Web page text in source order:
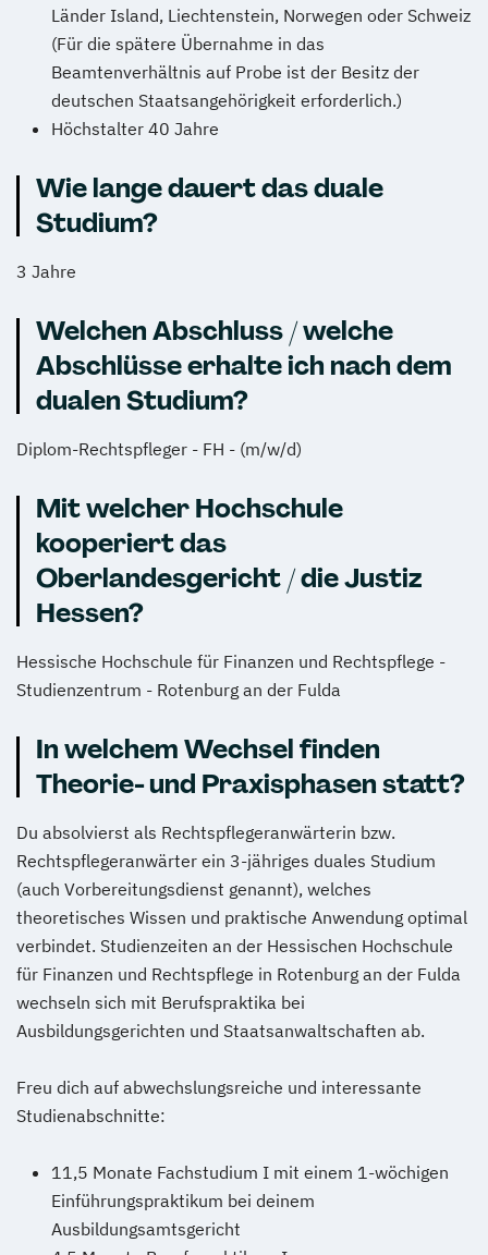
Länder Island, Liechtenstein, Norwegen oder Schweiz
(Für die spätere Übernahme in das
Beamtenverhältnis auf Probe ist der Besitz der
deutschen Staatsangehörigkeit erforderlich.)
Höchstalter 40 Jahre
Wie lange dauert das duale
Studium?
3 Jahre
Welchen Abschluss / welche
Abschlüsse erhalte ich nach dem
dualen Studium?
Diplom-Rechtspfleger - FH - (m/w/d)
Mit welcher Hochschule
kooperiert das
Oberlandesgericht / die Justiz
Hessen?
Hessische Hochschule für Finanzen und Rechtspflege -
Studienzentrum - Rotenburg an der Fulda
In welchem Wechsel finden
Theorie- und Praxisphasen statt?
Du absolvierst als Rechtspflegeranwärterin bzw.
Rechtspflegeranwärter ein 3-jähriges duales Studium
(auch Vorbereitungsdienst genannt), welches
theoretisches Wissen und praktische Anwendung optimal
verbindet. Studienzeiten an der Hessischen Hochschule
für Finanzen und Rechtspflege in Rotenburg an der Fulda
wechseln sich mit Berufspraktika bei
Ausbildungsgerichten und Staatsanwaltschaften ab.
Freu dich auf abwechslungsreiche und interessante
Studienabschnitte:
11,5 Monate Fachstudium I mit einem 1-wöchigen
Einführungspraktikum bei deinem
Ausbildungsamtsgericht